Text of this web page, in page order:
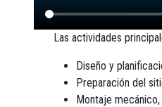
Las actividades
Diseño y
Preparación del
Montaje